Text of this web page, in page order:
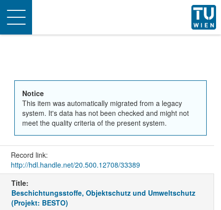
Toggle
navigation
Notice
This item was automatically migrated from a legacy
system. It's data has not been checked and might not
meet the quality criteria of the present system.
Record link:
http://hdl.handle.net/20.500.12708/33389
Title:
Beschichtungsstoffe, Objektschutz und Umweltschutz
(Projekt: BESTO)